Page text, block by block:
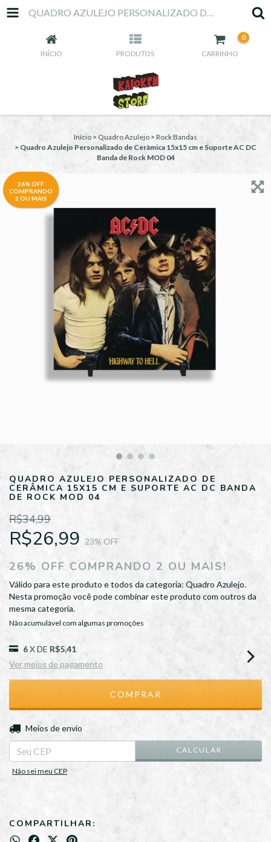
QUADRO AZULEJO PERSONALIZADO DE CERÂMICA 15X15 CM E SUPORTE AC DC BANDA DE ROCK MOD 04
INÍCIO PRODUTOS CARRINHO
0
Início > Quadro Azulejo > Rock Bandas
> Quadro Azulejo Personalizado de Cerâmica 15x15 cm e Suporte AC DC
Banda de Rock MOD 04
26% OFF
COMPRANDO
2 OU MAIS
QUADRO AZULEJO PERSONALIZADO DE
CERÂMICA 15X15 CM E SUPORTE AC DC BANDA
DE ROCK MOD 04
R$34,99
R$26,99 23% OFF
26% OFF COMPRANDO 2 OU MAIS!
Válido para este produto e todos da categoria: Quadro Azulejo.
Nesta promoção você pode combinar este produto com outros da
mesma categoria.
Não acumulável com algumas promoções
6X DE R$5,41
Ver meios de pagamento
Entregas para o CEP: ALTERAR CEP
Meios de envio
CALCULAR
Não sei meu CEP
COMPARTILHAR: